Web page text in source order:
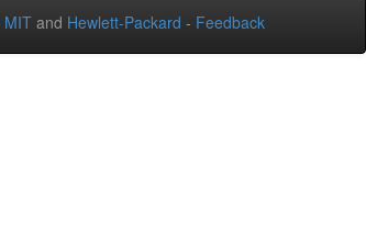
MIT and Hewlett-Packard - Feedback